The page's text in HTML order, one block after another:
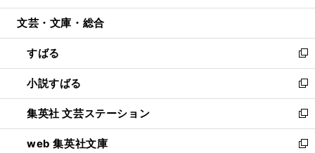
開
ウ
開
く
ン
ウ
で
開
く
ウ
ン
ド
ウ
で
開
く
文芸・文庫・総合
すばる
新
し
い
ウ
ィ
ン
ド
小説すばる
新
し
い
ウ
ィ
集英社 文芸ステーション
新
し
い
web 集英社文庫
新